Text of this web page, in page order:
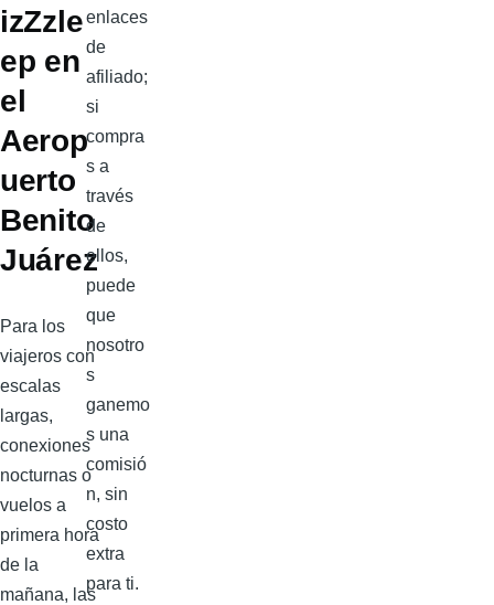
izZzle
ep en
el
Aerop
uerto
Benito
Juárez
Para los
viajeros con
escalas
largas,
conexiones
nocturnas o
vuelos a
primera hora
de la
mañana, las
enlaces
de
afiliado;
si
compra
s a
través
de
ellos,
puede
que
nosotro
s
ganemo
s una
comisió
n, sin
costo
extra
para ti.